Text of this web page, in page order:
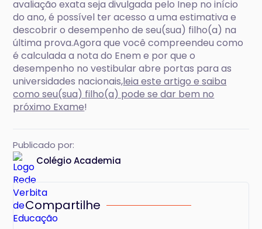
avaliação exata seja divulgada pelo Inep no início
do ano, é possível ter acesso a uma estimativa e
descobrir o desempenho de seu(sua) filho(a) na
última prova.Agora que você compreendeu como
é calculada a nota do Enem e por que o
desempenho no vestibular abre portas para as
universidades nacionais,leia este artigo e saiba
como seu(sua) filho(a) pode se dar bem no
próximo Exame!
Publicado por:
Colégio Academia
Compartilhe